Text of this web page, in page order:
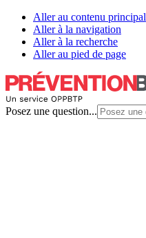
Aller au contenu principal
Aller à la navigation
Aller à la recherche
Aller au pied de page
Posez une question...